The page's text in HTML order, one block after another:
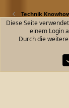
Technik
Kontakt
Community
Diese Seite
einem Login
Durch die